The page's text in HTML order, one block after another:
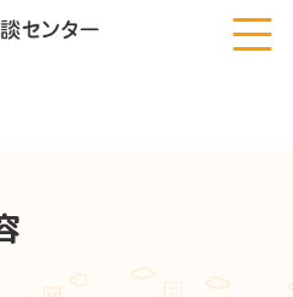
ー>過去の相談内容
＃76 エン